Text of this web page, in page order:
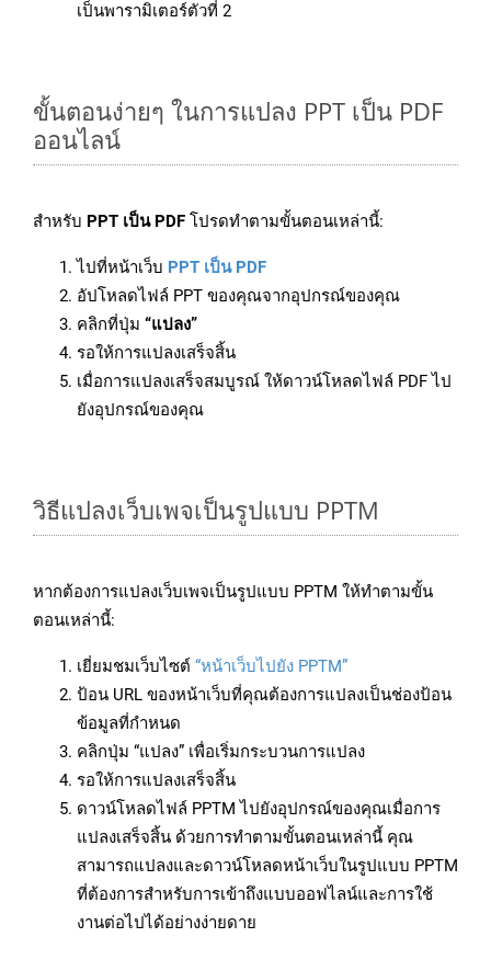
เป็นพารามิเตอร์ตัวที่ 2
ขั้นตอนง่ายๆ ในการแปลง PPT เป็น PDF
ออนไลน์
สำหรับ PPT เป็น PDF โปรดทำตามขั้นตอนเหล่านี้:
ไปที่หน้าเว็บ PPT เป็น PDF
อัปโหลดไฟล์ PPT ของคุณจากอุปกรณ์ของคุณ
คลิกที่ปุ่ม “แปลง”
รอให้การแปลงเสร็จสิ้น
เมื่อการแปลงเสร็จสมบูรณ์ ให้ดาวน์โหลดไฟล์ PDF ไป
ยังอุปกรณ์ของคุณ
วิธีแปลงเว็บเพจเป็นรูปแบบ PPTM
หากต้องการแปลงเว็บเพจเป็นรูปแบบ PPTM ให้ทำตามขั้น
ตอนเหล่านี้:
เยี่ยมชมเว็บไซต์ “หน้าเว็บไปยัง PPTM”
ป้อน URL ของหน้าเว็บที่คุณต้องการแปลงเป็นช่องป้อน
ข้อมูลที่กำหนด
คลิกปุ่ม “แปลง” เพื่อเริ่มกระบวนการแปลง
รอให้การแปลงเสร็จสิ้น
ดาวน์โหลดไฟล์ PPTM ไปยังอุปกรณ์ของคุณเมื่อการ
แปลงเสร็จสิ้น ด้วยการทำตามขั้นตอนเหล่านี้ คุณ
สามารถแปลงและดาวน์โหลดหน้าเว็บในรูปแบบ PPTM
ที่ต้องการสำหรับการเข้าถึงแบบออฟไลน์และการใช้
งานต่อไปได้อย่างง่ายดาย